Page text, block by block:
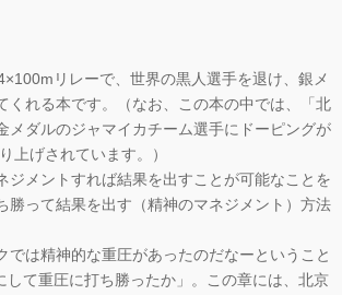
リレーで、世界の黒人選手を退け、銀メ
くれる本です。（なお、この本の中では、「北
ダルのジャマイカチーム選手にドーピングが
上げされています。）
メントすれば結果を出すことが可能なことを
って結果を出す（精神のマネジメント）方法
は精神的な重圧があったのだなーということ
て重圧に打ち勝ったか」。この章には、北京